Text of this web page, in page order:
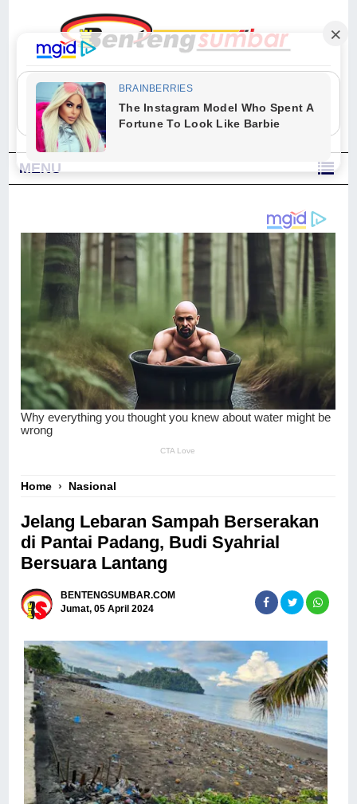
"Sesungguhnya Allah dan para malaikat-Nya berselawat untuk Nabi.
Wahai orang-orang yang beriman, berselawatlah kamu untuk Nabi dan
ucapkanlah salam dengan penuh penghormatan kepadanya." (Qs. Al
Ahzab Ayat 56)
MENU
Home › Nasional
Jelang Lebaran Sampah Berserakan
di Pantai Padang, Budi Syahrial
Bersuara Lantang
BENTENGSUMBAR.COM
Jumat, 05 April 2024